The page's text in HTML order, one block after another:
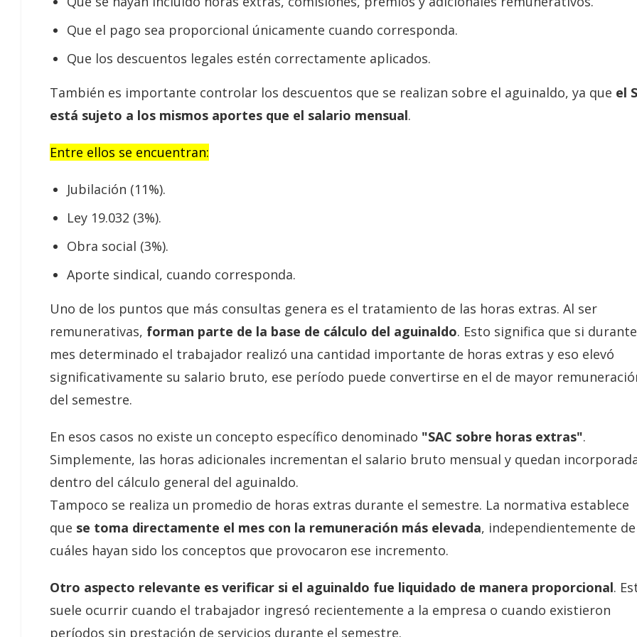
Que el pago sea proporcional únicamente cuando corresponda.
Que los descuentos legales estén correctamente aplicados.
También es importante controlar los descuentos que se realizan sobre el aguinaldo, ya que el
está sujeto a los mismos aportes que el salario mensual.
Entre ellos se encuentran:
Jubilación (11%).
Ley 19.032 (3%).
Obra social (3%).
Aporte sindical, cuando corresponda.
Uno de los puntos que más consultas genera es el tratamiento de las horas extras. Al ser
remunerativas, forman parte de la base de cálculo del aguinaldo. Esto significa que si
mes determinado el trabajador realizó una cantidad importante de horas extras y eso elevó
significativamente su salario bruto, ese período puede convertirse en el de mayor
del semestre.
En esos casos no existe un concepto específico denominado "SAC sobre horas extras".
Simplemente, las horas adicionales incrementan el salario bruto mensual y quedan
dentro del cálculo general del aguinaldo.
Tampoco se realiza un promedio de horas extras durante el semestre. La normativa establece
que se toma directamente el mes con la remuneración más elevada, independientemente de
cuáles hayan sido los conceptos que provocaron ese incremento.
Otro aspecto relevante es verificar si el aguinaldo fue liquidado de manera proporcional.
suele ocurrir cuando el trabajador ingresó recientemente a la empresa o cuando existieron
períodos sin prestación de servicios durante el semestre.